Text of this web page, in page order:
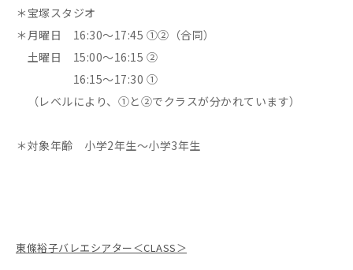
＊宝塚スタジオ
＊月曜日 16:30〜17:45 ①②（合同）
土曜日 15:00〜16:15 ②
16:15〜17:30 ①
（レベルにより、①と②でクラスが分かれています）
＊対象年齢 小学2年生〜小学3年生
東條裕子バレエシアター＜CLASS＞